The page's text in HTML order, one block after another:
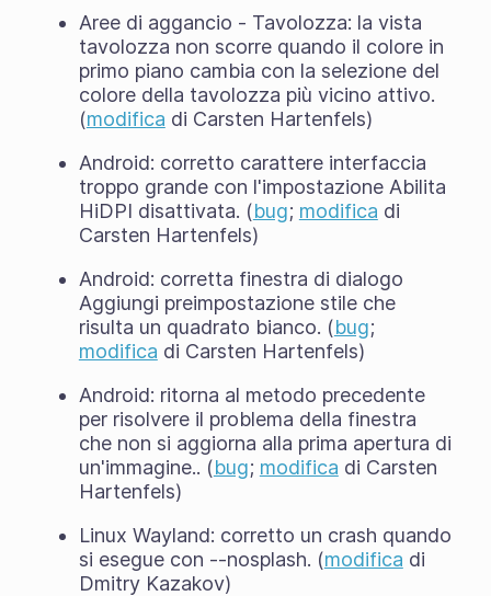
Aree di aggancio - Tavolozza: la vista
tavolozza non scorre quando il colore in
primo piano cambia con la selezione del
colore della tavolozza più vicino attivo.
(modifica di Carsten Hartenfels)
Android: corretto carattere interfaccia
troppo grande con l'impostazione Abilita
HiDPI disattivata. (bug; modifica di
Carsten Hartenfels)
Android: corretta finestra di dialogo
Aggiungi preimpostazione stile che
risulta un quadrato bianco. (bug;
modifica di Carsten Hartenfels)
Android: ritorna al metodo precedente
per risolvere il problema della finestra
che non si aggiorna alla prima apertura di
un'immagine.. (bug; modifica di Carsten
Hartenfels)
Linux Wayland: corretto un crash quando
si esegue con --nosplash. (modifica di
Dmitry Kazakov)